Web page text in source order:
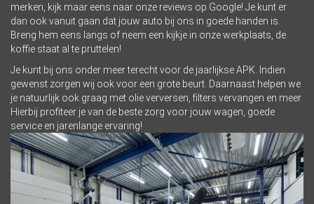
merken, kijk maar eens naar onze reviews op Google! Je kunt er
dan ook vanuit gaan dat jouw auto bij ons in goede handen is.
Breng hem eens langs of neem een kijkje in onzewerkplaats , de
koffie staat al te pruttelen!
Je kunt bij ons onder meer terecht voor de jaarlijkse APK. Indien
gewenst zorgen wij ook voor een grote beurt. Daarnaast helpen we
je natuurlijk ook graag met olie verversen, filters vervangen en meer.
Hierbij profiteer je van de beste zorg voor jouw wagen, goede
service en jarenlange ervaring!